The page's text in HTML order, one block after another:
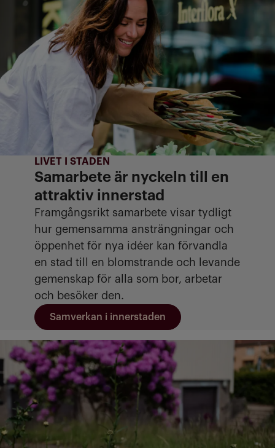
LIVET I STADEN
Samarbete är nyckeln till en
attraktiv innerstad
Framgångsrikt samarbete visar tydligt
hur gemensamma ansträngningar och
öppenhet för nya idéer kan förvandla
en stad till en blomstrande och levande
gemenskap för alla som bor, arbetar
och besöker den.
Samverkan i innerstaden